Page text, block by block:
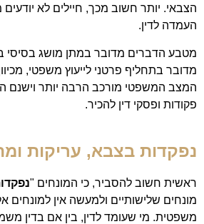
הצבאי. יותר חשוב מכך, חיילים לא
העמדה לדין.
מטבע הדברים מדובר במתן מושג בסיסי
מדובר בתחליף פרטני לייעוץ משפטי,
המצב המשפטי מורכב הרבה יותר וישנם
פקודות ופסקי דין להכיר.
נפקדות בצבא, עריקות
ראשית חשוב להסביר, כי המונחים "
מונחים שלישותיים ולמעשה אין למונחים
משפטית. מי שעומד לדין, בין אם בדין